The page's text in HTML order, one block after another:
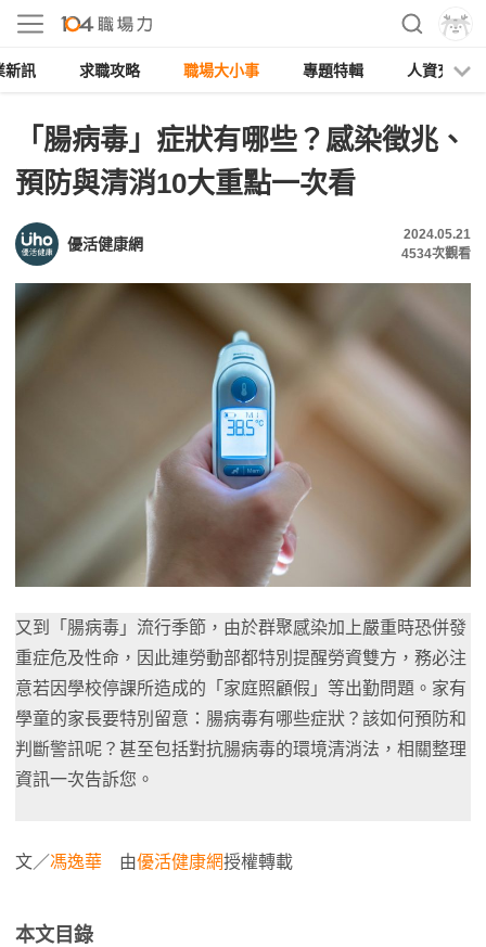
新訊 求職攻略 職場大小事 專題特輯 人資充電
「腸病毒」症狀有哪些？感染徵兆、
預防與清消10大重點一次看
優活健康網
2024.05.21
4534次觀看
又到「腸病毒」流行季節，由於群聚感染加上嚴重時恐併發
重症危及性命，因此連勞動部都特別提醒勞資雙方，務必注
意若因學校停課所造成的「家庭照顧假」等出勤問題。家有
學童的家長要特別留意：腸病毒有哪些症狀？該如何預防和
判斷警訊呢？甚至包括對抗腸病毒的環境清消法，相關整理
資訊一次告訴您。
文／馮逸華 由優活健康網授權轉載
本文目錄